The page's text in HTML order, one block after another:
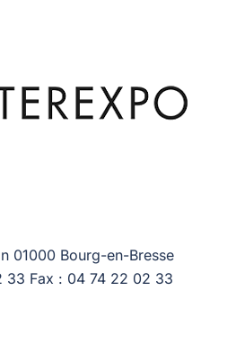
01000 Bourg-en-Bresse
33 Fax : 04 74 22 02 33